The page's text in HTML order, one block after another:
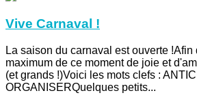
Vive Carnaval !
La saison du carnaval est ouverte !Afin
maximum de ce moment de joie et
(et grands !)Voici les mots clefs :
ORGANISERQuelques petits...